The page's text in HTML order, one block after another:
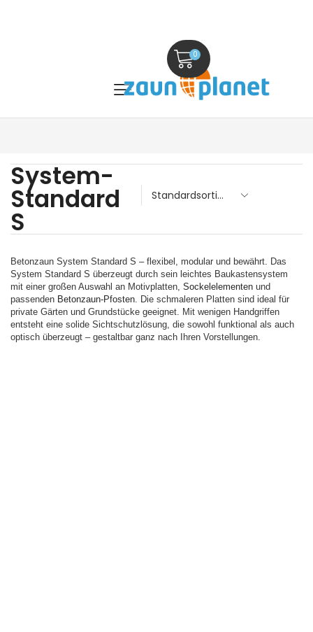
0
System-
Standard
S
Betonzaun System Standard S – flexibel, modular und bewährt. Das
System Standard S überzeugt durch sein leichtes Baukastensystem
mit einer großen Auswahl an Motivplatten, Sockelelementen und
passenden Betonzaun-Pfosten . Die schmaleren Platten sind ideal für
private Gärten und Grundstücke geeignet. Mit wenigen Handgriffen
entsteht eine solide Sichtschutzlösung, die sowohl funktional als auch
optisch überzeugt – gestaltbar ganz nach Ihren Vorstellungen.